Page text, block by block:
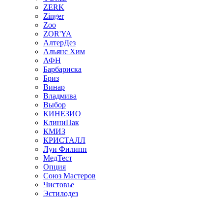
ZERK
Zinger
Zoo
ZOR'YA
АлтерДез
Альянс Хим
АФН
Барбариска
Бриз
Винар
Владмива
Выбор
КИНЕЗИО
КлиниПак
КМИЗ
КРИСТАЛЛ
Луи Филипп
МедТест
Опция
Союз Мастеров
Чистовье
Эстилодез